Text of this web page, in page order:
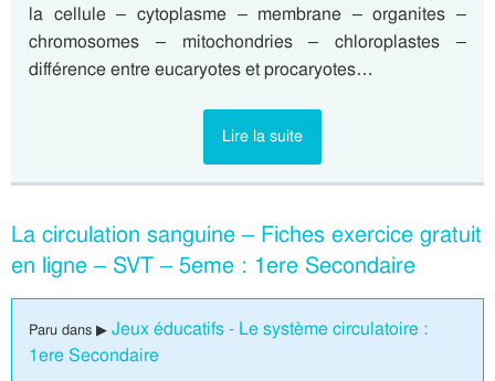
la cellule – cytoplasme – membrane – organites –
chromosomes – mitochondries – chloroplastes –
différence entre eucaryotes et procaryotes…
Lire la suite
La circulation sanguine – Fiches exercice gratuit
en ligne – SVT – 5eme : 1ere Secondaire
Paru dans ▶ Jeux éducatifs - Le système circulatoire :
1ere Secondaire